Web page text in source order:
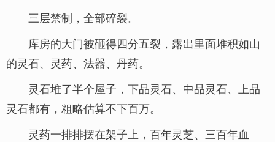
三层禁制，全部碎裂。
库房的大门被砸得四分五裂，露出里面堆积如山
的灵石、灵药、法器、丹药。
灵石堆了半个屋子，下品灵石、中品灵石、上品
灵石都有，粗略估算不下百万。
灵药一排排摆在架子上，百年灵芝、三百年血